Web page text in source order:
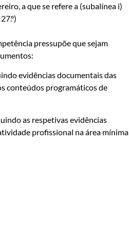
a que se refere a (subalínea i)
pressupõe que sejam
evidências documentais das
conteúdos programáticos de
as respetivas evidências
profissional na área mínima